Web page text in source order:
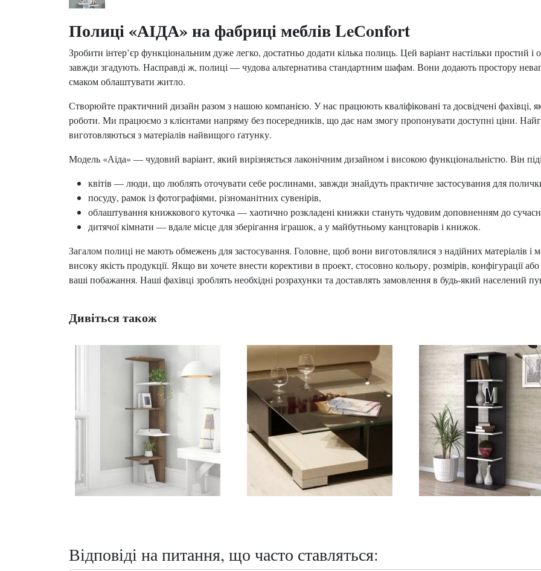
Полиці «АІДА» на фабриці меблів LeСonfort
Зробити інтер’єр функціональним дуже легко, достатньо додати кілька полиць. Цей варіант настільки простий
завжди згадують. Насправді ж, полиці — чудова альтернатива стандартним шафам. Вони додають простору
смаком облаштувати житло.
Створюйте практичний дизайн разом з нашою компанією. У нас працюють кваліфіковані та досвідчені фахівці,
роботи. Ми працюємо з клієнтами напряму без посередників, що дає нам змогу пропонувати доступні ціни.
виготовляються з матеріалів найвищого ґатунку.
Модель «Аіда» — чудовий варіант, який вирізняється лаконічним дизайном і високою функціональністю. Він
квітів — люди, що люблять оточувати себе рослинами, завжди знайдуть практичне застосування для
посуду, рамок із фотографіями, різноманітних сувенірів,
облаштування книжкового куточка — хаотично розкладені книжки стануть чудовим доповненням до
дитячої кімнати — вдале місце для зберігання іграшок, а у майбутньому канцтоварів і книжок.
Загалом полиці не мають обмежень для застосування. Головне, щоб вони виготовлялися з надійних матеріалів і
високу якість продукції. Якщо ви хочете внести корективи в проект, стосовно кольору, розмірів, конфігурації
ваші побажання. Наші фахівці зроблять необхідні розрахунки та доставлять замовлення в будь-який населений
Дивіться також
Відповіді на питання, що часто ставляться: